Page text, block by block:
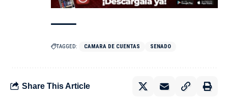
TAGGED: CAMARA DE CUENTAS SENADO
Share This Article